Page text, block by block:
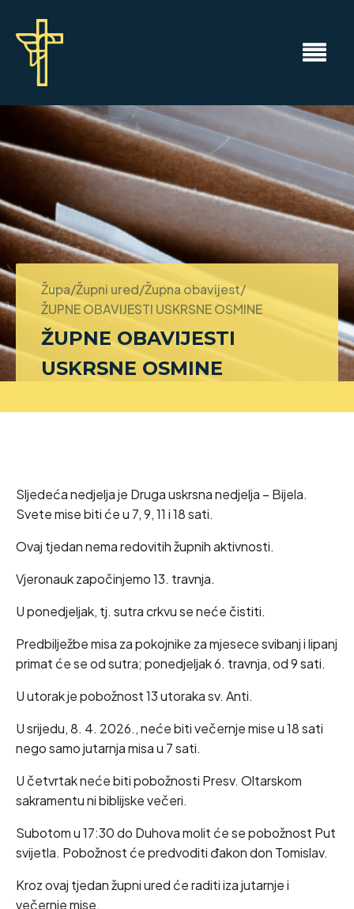
Župa/Župni ured/Župna obavijest/
ŽUPNE OBAVIJESTI USKRSNE OSMINE
ŽUPNE OBAVIJESTI
USKRSNE OSMINE
Sljedeća nedjelja je Druga uskrsna nedjelja – Bijela.
Svete mise biti će u 7, 9, 11 i 18 sati.
Ovaj tjedan nema redovitih župnih aktivnosti.
Vjeronauk započinjemo 13. travnja.
U ponedjeljak, tj. sutra crkvu se neće čistiti.
Predbilježbe misa za pokojnike za mjesece svibanj i lipanj
primat će se od sutra; ponedjeljak 6. travnja, od 9 sati.
U utorak je pobožnost 13 utoraka sv. Anti.
U srijedu, 8. 4. 2026., neće biti večernje mise u 18 sati
nego samo jutarnja misa u 7 sati.
U četvrtak neće biti pobožnosti Presv. Oltarskom
sakramentu ni biblijske večeri.
Subotom u 17:30 do Duhova molit će se pobožnost Put
svijetla. Pobožnost će predvoditi đakon don Tomislav.
Kroz ovaj tjedan župni ured će raditi iza jutarnje i
večernje mise.